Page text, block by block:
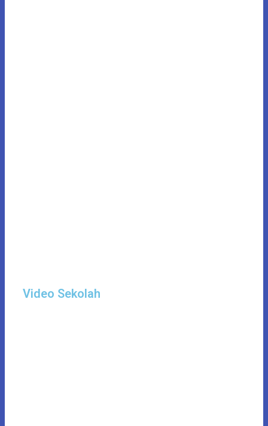
Video Sekolah